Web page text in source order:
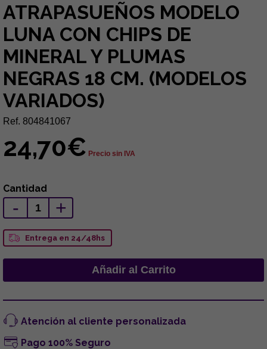
ATRAPASUEÑOS MODELO
LUNA CON CHIPS DE
MINERAL Y PLUMAS
NEGRAS 18 CM. (MODELOS
VARIADOS)
Ref. 804841067
24,70€ Precio sin IVA
Cantidad
- +
Entrega en 24/48hs
Atención al cliente personalizada
Pago 100% Seguro